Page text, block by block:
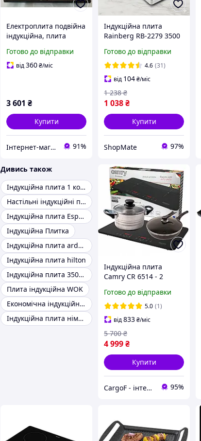
Електроплита подвійна
індукційна, плита
| Сенсорна 2 конфорки
4000 Вт
Готово до відправки
від360₴/міс
3 601 ₴
Купити
Інтернет-магазин "Техномаг" 91%
Індукційна плита
Rainberg RB-2279 3500
конфорка LED-дисплей
Таймер
Готово до відправки
4.6 (31)
від 104₴/міс
1 038₴
1 238 ₴
Купити
ShopMate 97%
Дивись також
Індукційна плита 1 конфорка
Настільні індукційні плити
Індукційна плита Esperanza
Індукційна Плитка
Індукційна плита ardesto
Індукційна плита hilton
Індукційна плита 3500 вт
Плита індукційна WOK
Економічна індукційна плита
Індукційна плита німеччина
Індукційна плита
Camry CR 6514 - 2
сенсорне керування,
таймер
Готово до відправки
5.0 (1)
від833₴/міс
4 999₴
5 700 ₴
Купити
CargoF - інтернет-магазин побутової техніки та товарів для дому 95%